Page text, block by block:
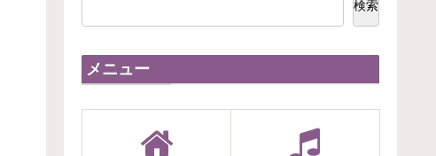
検索
メニュー